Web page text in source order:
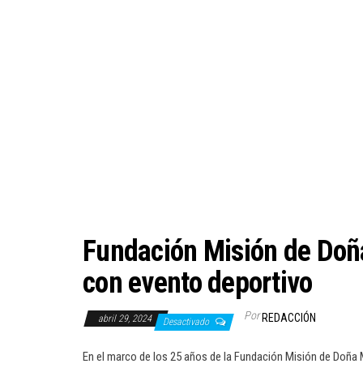
Fundación Misión de
con evento deportivo
abril 29, 2024 Desactivado Por REDACCIÓN
En el marco de los 25 años de la Fundación Misión de